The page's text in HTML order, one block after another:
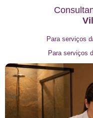
Para serviços
Para serviços